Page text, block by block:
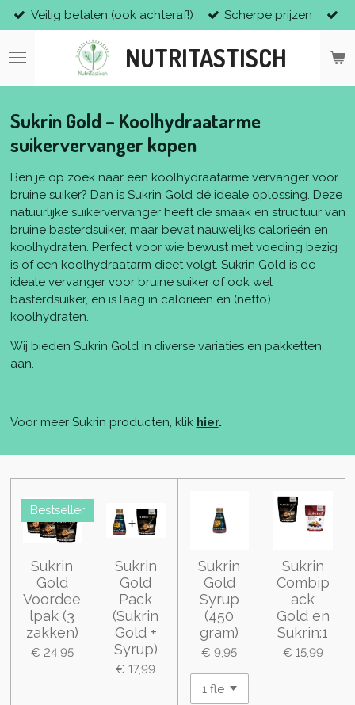
Ga
direct
naar
hoofdinhoud
NUTRITASTISCH
Veilig betalen (ook achteraf!) Scherpe prijzen
Sukrin Gold – Koolhydraatarme
suikervervanger kopen
Ben je op zoek naar een koolhydraatarme vervanger voor
bruine suiker? Dan is Sukrin Gold dé ideale oplossing. Deze
natuurlijke suikervervanger heeft de smaak en structuur van
bruine basterdsuiker, maar bevat nauwelijks calorieën en
koolhydraten. Perfect voor wie bewust met voeding bezig
is of een koolhydraatarm dieet volgt. Sukrin Gold is de
ideale vervanger voor bruine suiker of ook wel
basterdsuiker, en is laag in calorieën en (netto)
koolhydraten.
Wij bieden Sukrin Gold in diverse variaties en pakketten
aan.
Voor meer Sukrin producten, klik hier.
Bestseller
Sukrin
Gold
Voordee
lpak (3
zakken)
€ 24,95
Sukrin
Gold
Pack
(Sukrin
Gold +
Syrup)
€ 17,99
Sukrin
Gold
Syrup
(450
gram)
€ 9,95
Sukrin
Combip
ack
Gold en
Sukrin:1
€ 15,99